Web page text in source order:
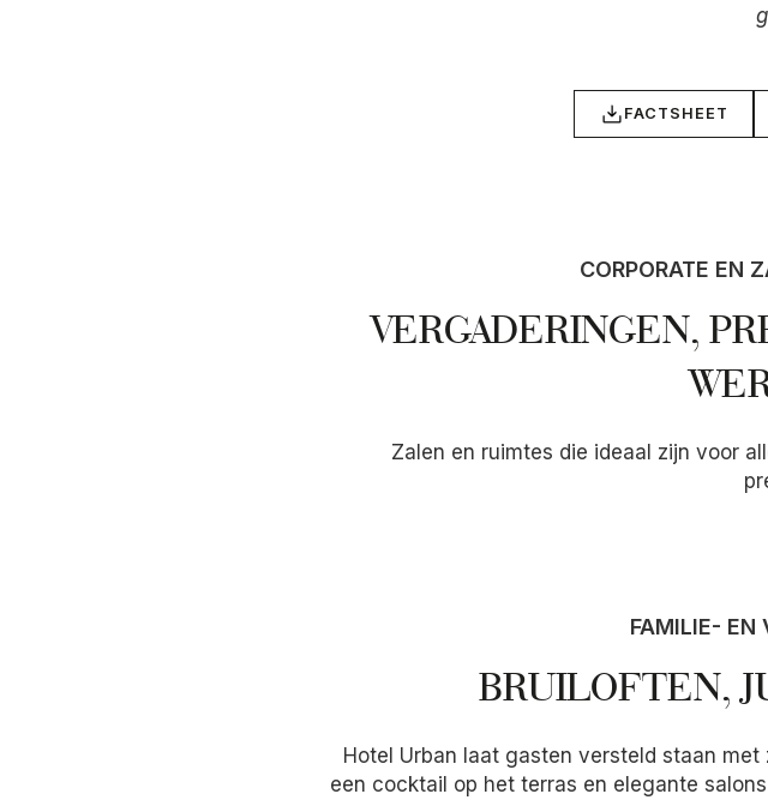
FACTSHEET
CORPORATE EN
VERGADERINGEN,
Zalen en ruimtes die ideaal zijn voor
FAMILIE- EN
BRUILOFTEN,
Hotel Urban laat gasten versteld staan
een cocktail op het terras en elegante